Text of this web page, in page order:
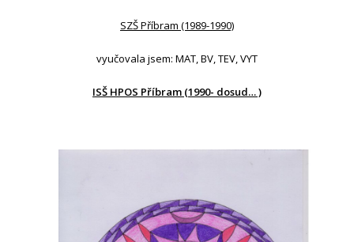
SZŠ Příbram (1989-1990)
vyučovala jsem: MAT, BV, TEV, VYT
ISŠ HPOS Příbram (1990- dosud… )